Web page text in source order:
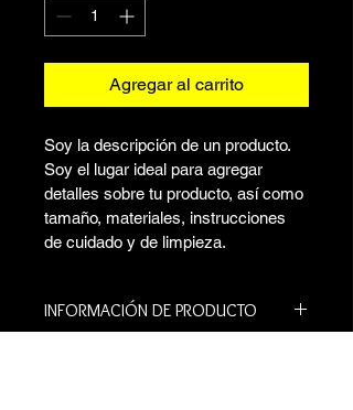
Agregar al carrito
Soy la descripción de un producto.
Soy el lugar ideal para agregar
detalles sobre tu producto, así como
tamaño, materiales, instrucciones
de cuidado y de limpieza.
INFORMACIÓN DE PRODUCTO